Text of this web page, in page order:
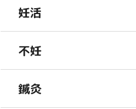
妊活
不妊
鍼灸